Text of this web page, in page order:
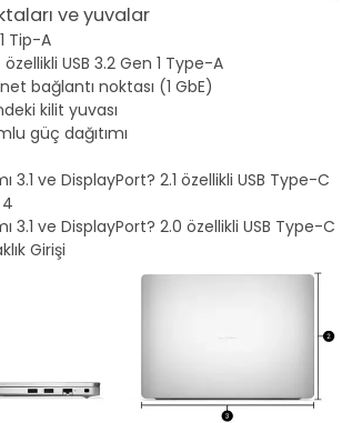
ve yuvalar
Tip-A
USB 3.2 Gen 1 Type-A
bağlantı noktası (1 GbE)
kilit yuvası
güç dağıtımı
3.1 ve DisplayPort? 2.1 özellikli USB Type-C
3.1 ve DisplayPort? 2.0 özellikli USB Type-C
Girişi